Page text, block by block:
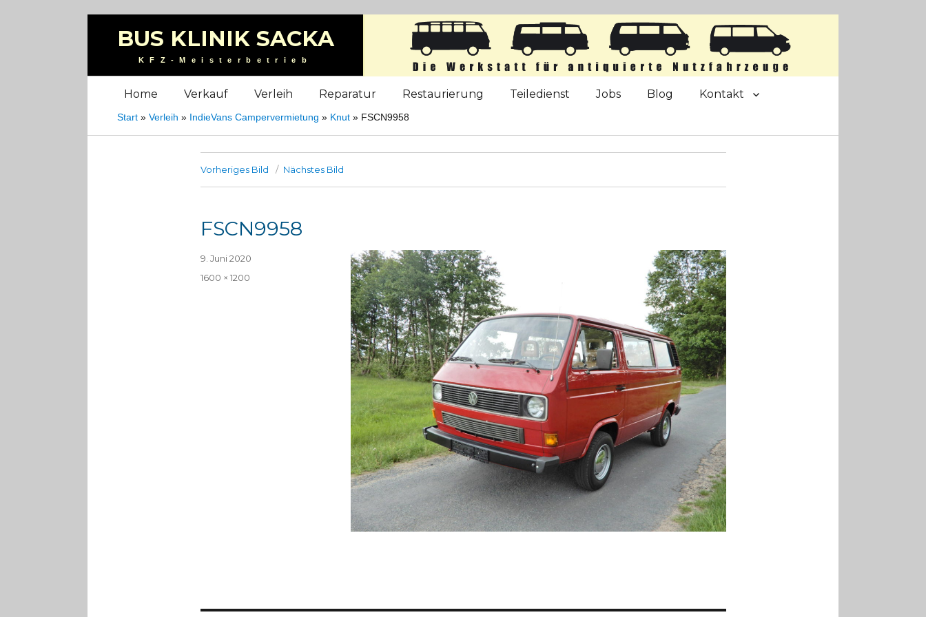
BUS KLINIK SACKA
KFZ-Meisterbetrieb
Home Verkauf Verleih Reparatur Restaurierung Teiledienst Jobs Blog Kontakt
Start »Verleih » IndieVans Campervermietung » Knut » FSCN9958
Vorheriges Bild Nächstes Bild
FSCN9958
Veröffentlicht
9. Juni 2020
Volle
1600 × 1200